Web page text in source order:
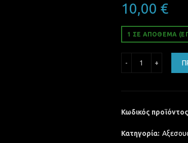
10,00 €
1 ΣΕ ΑΠΌΘΕΜΑ
Κωδικός
Κατηγορία: